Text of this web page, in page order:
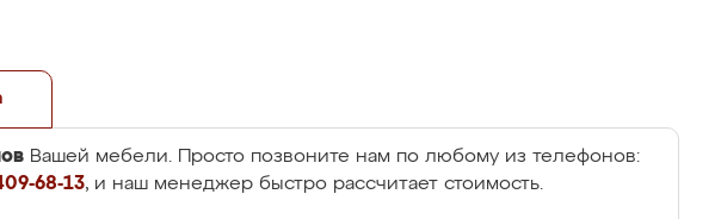
Вашей мебели. Просто позвоните нам по любому из телефонов:
68-13, и наш менеджер быстро рассчитает стоимость.